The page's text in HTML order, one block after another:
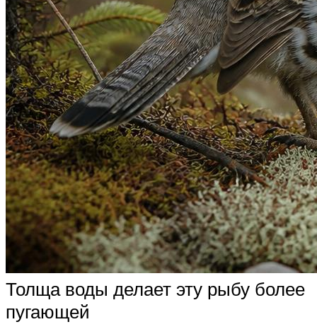
Толща воды делает эту рыбу более
пугающей